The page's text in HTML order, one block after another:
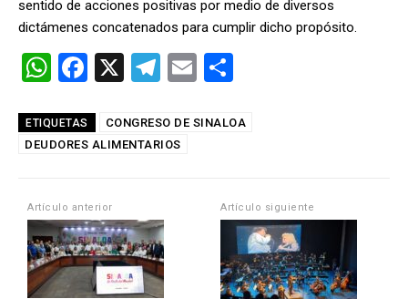
sentido de acciones positivas por medio de diversos
dictámenes concatenados para cumplir dicho propósito.
W
at
s
p
p
F
ce
b
o
k
X
T
e
gr
m
E
ail m
tir
ETIQUETAS
CONGRESO DE SINALOA
DEUDORES ALIMENTARIOS
Artículo anterior Artículo siguiente